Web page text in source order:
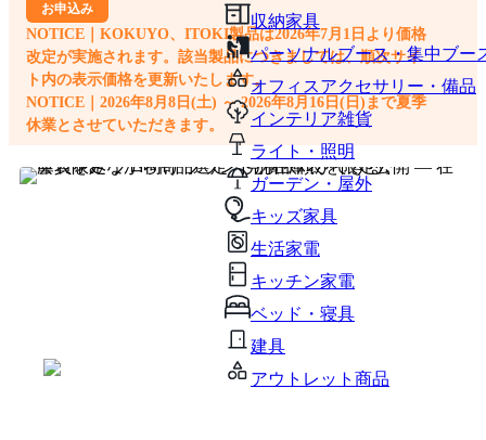
収納家具
パーソナルブース・集中ブー
オフィスアクセサリー・備品
インテリア雑貨
ライト・照明
ガーデン・屋外
キッズ家具
生活家電
キッチン家電
ベッド・寝具
建具
アウトレット商品
お申込み
NOTICE｜KOKUYO、ITOKI製品は2026年7月1日より価格
改定が実施されます。該当製品につきましては、順次サイ
ト内の表示価格を更新いたします。
NOTICE｜2026年8月8日(土) ～ 2026年8月16日(日)まで夏季
休業とさせていただきます。